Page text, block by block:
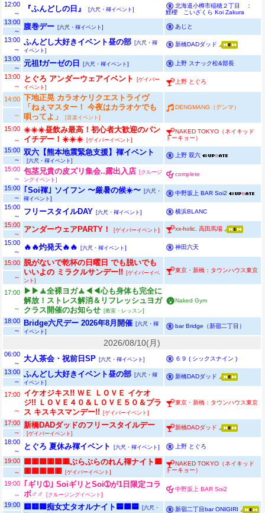
12:00 『ふんどしの日』 [六尺・褌イベント]
北海道小樽市稲穂２丁目 ：
鯉櫻 こいざくら Koi Zakura
～
13:00 腹巻デー [六尺・褌イベント] あじと
～
13:00 ふんどし大好きイベント昼の部 [六尺・褌
イベント]
新橋DADダッド
～
13:00 元祖❗ガーゼの日 [六尺・褌イベント] 上野 スナック松&部長
～
13:00
とぐろ アンダーウェアイベント
[ゲイバー
イベント]
上野 とぐろ
～
14:00 下地正晃 カラオケリクエストライヴ
「ねぇマスター！ 今夜はカラオケでも
唄ってよ」
[音楽イベント]
DENGMANG（デンマ）
～
15:00 ☀️☀️☀️昼飲み最高！初心者大歓迎のパン
イチデー！☀️☀️☀️ [ゲイバーイベント]
NAKED TOKYO（ネイキッド
トーキョー）
～
15:00 双六【熊本地震緊急支援】褌イベント
[六尺・褌イベント]
上野 双六
～
15:00 包茎兄貴の皮ズリ集会..露出入店 [クルージ
ングイベント]
complete
～
15:00 ｢Soi褌｣ ソイフン 〜厳暑の候☀️〜 [六尺・
褌イベント]
中野坂上 BAR Soi2
～
15:00 フリースタイルDAY [六尺・褌イベント] 横浜BLANC
～
15:00 アンダーウェアPARTY！ [ゲイバーイベント] xx-holic. 高田馬場
～
15:00
🔥🔥灼発天🔥🔥 [六尺・褌イベント] 神田六天
～
15:00 脱がないで乾杯の日曜日 でも脱いでも
いいよの ミラクルサンデー!!
[ゲイバーイベ
ント]
東京・新橋：タウンハウス東京
～
17:00
▶▶🧘全裸ヨガ🧘◀◀心も身体も完全に
解放！ストレス解消＆リフレッシュヨガ
クラス開催のお知らせ [教室・レッスン]
Naked Gym
～
18:00
Bridge六尺デー 2026年8月開催 [六尺・褌
イベント]
bar Bridge（新宿二丁目）
～
2026/08/10(月)
06:00 大人茶会・祝前日SP [六尺・褌イベント] ６９ ( シックスナイン )
～
13:00 ふんどし大好きイベント昼の部 [六尺・褌
イベント]
新橋DADダッド
～
17:00 イケオジキス!! ＷＥ ＬＯＶＥ イケオ
ジ!! ＬＯＶＥ４０＆ＬＯＶＥ５０＆プラ
ス キスキスマンデー!!
[ゲイバーイベント]
東京・新橋：タウンハウス東京
～
17:00 新橋DADダッドのフリースタイルデー
[ゲイバーイベント]
新橋DADダッド
～
18:00
とぐろ 夏休み褌イベント [六尺・褌イベント] 上野 とぐろ
～
19:00
🟩🟥🟩🟥🟩🟥ぶらぶらのれん褌ナイト🟩
🟥🟩🟥🟩🟥
[ゲイバーイベント]
NAKED TOKYO（ネイキッド
トーキョー）
～
19:00 ｢ギリ➀｣ SoiギリとSoi➀が1日限定コラ
ボ♂♂
[クルージングイベント]
中野坂上 BAR Soi2
～
19:00
🟨🟨🟪痴女丈タオルナイト🟦🟧🟦
[六尺・
新宿二丁目bar ONIGIRI